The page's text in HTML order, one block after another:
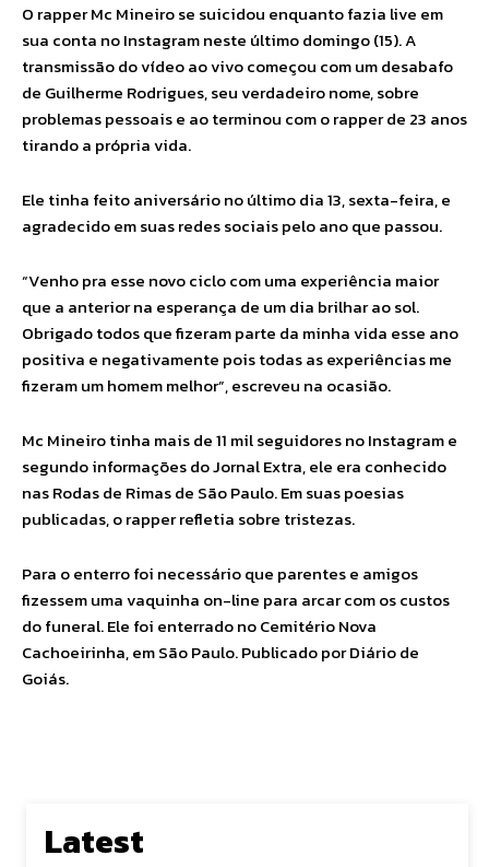
O rapper Mc Mineiro se suicidou enquanto fazia live em
sua conta no Instagram neste último domingo (15). A
transmissão do vídeo ao vivo começou com um desabafo
de Guilherme Rodrigues, seu verdadeiro nome, sobre
problemas pessoais e ao terminou com o rapper de 23 anos
tirando a própria vida.
Ele tinha feito aniversário no último dia 13, sexta-feira, e
agradecido em suas redes sociais pelo ano que passou.
“Venho pra esse novo ciclo com uma experiência maior
que a anterior na esperança de um dia brilhar ao sol.
Obrigado todos que fizeram parte da minha vida esse ano
positiva e negativamente pois todas as experiências me
fizeram um homem melhor”, escreveu na ocasião.
Mc Mineiro tinha mais de 11 mil seguidores no Instagram e
segundo informações do Jornal Extra, ele era conhecido
nas Rodas de Rimas de São Paulo. Em suas poesias
publicadas, o rapper refletia sobre tristezas.
Para o enterro foi necessário que parentes e amigos
fizessem uma vaquinha on-line para arcar com os custos
do funeral. Ele foi enterrado no Cemitério Nova
Cachoeirinha, em São Paulo. Publicado por Diário de
Goiás.
Latest